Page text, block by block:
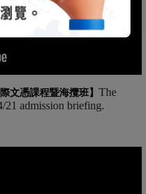
文憑課程暨海攬班】 The
21 admission briefing.